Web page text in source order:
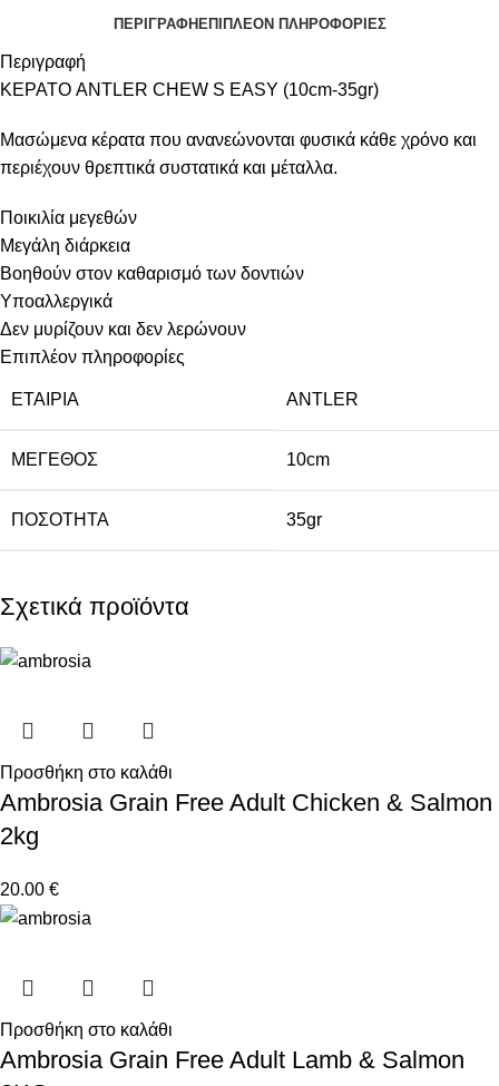
ΠΕΡΙΓΡΑΦΉ ΕΠΙΠΛΈΟΝ ΠΛΗΡΟΦΟΡΊΕΣ
Περιγραφή
ΚΕΡΑΤΟ ANTLER CHEW S EASY (10cm-35gr)
Μασώμενα κέρατα που ανανεώνονται φυσικά κάθε χρόνο και
περιέχουν θρεπτικά συστατικά και μέταλλα.
Ποικιλία μεγεθών
Μεγάλη διάρκεια
Βοηθούν στον καθαρισμό των δοντιών
Υποαλλεργικά
Δεν μυρίζουν και δεν λερώνουν
Επιπλέον πληροφορίες
ΕΤΑΙΡΙΑ ANTLER
ΜΕΓΕΘΟΣ 10cm
ΠΟΣΟΤΗΤΑ 35gr
Σχετικά προϊόντα
Προσθήκη στο καλάθι
Ambrosia Grain Free Adult Chicken & Salmon
2kg
20.00 €
Προσθήκη στο καλάθι
Ambrosia Grain Free Adult Lamb & Salmon